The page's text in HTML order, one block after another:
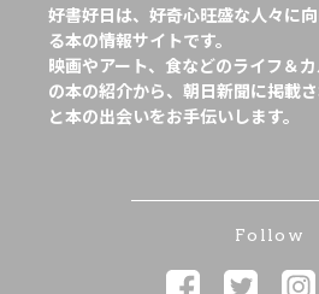
好書好日は、好奇心旺盛な人々に
る本の情報サイトです。
映画やアート、食などのライフ＆
の本の紹介から、朝日新聞に掲載
と本の出会いをお手伝いします。
Follow